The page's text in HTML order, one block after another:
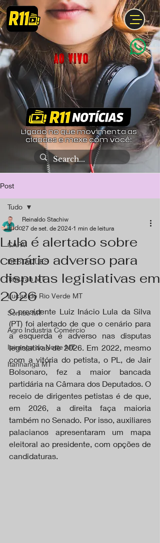
Ligado no que movimenta as
cidades e mexe com você!
Post
Tudo
CAPA
DESTAQUES
Tapurah MT
Lucas do Rio Verde MT
Sorriso MT
Agro Industria Comércio
Ipiranga do Norte MT
Itanhangá MT
Tudo
Lula é alertado sobre
cenário adverso para
disputas legislativas em
2026
Reinaldo Stachiw
27 de set. de 2024 1 min de leitura
O presidente Luiz Inácio Lula da Silva
(PT) foi alertado de que o cenário para
a esquerda é adverso nas disputas
legislativas de 2026. Em 2022, mesmo
com a vitória do petista, o PL, de Jair
Bolsonaro, fez a maior bancada
partidária na Câmara dos Deputados. O
receio de dirigentes petistas é de que,
em 2026, a direita faça maioria
também no Senado. Por isso, auxiliares
palacianos apresentaram um mapa
eleitoral ao presidente, com opções de
candidaturas.